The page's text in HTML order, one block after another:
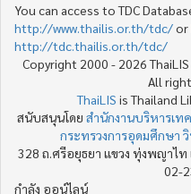
You can access to TDC
http://www.thailis.or.th/tdc/or
http://tdc.thailis.or.th/tdc/
Copyright 2000 - 2026 ThaiLIS
All
ThaiLIS is Thailand
สนับสนุนโดย สำนักงานบริหารเท
กระทรวงการอุดมศึกษา
328 ถ.ศรีอยุธยา แขวง ทุ่งพญาไท
02-
กำลัง ออน์ไลน์